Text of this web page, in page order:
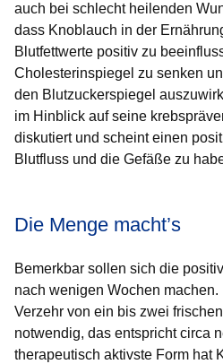
auch bei schlecht heilenden
dass Knoblauch in der
Blutfettwerte positiv zu
Cholesterinspiegel zu senken
den Blutzuckerspiegel
im Hinblick auf seine
diskutiert und scheint einen
Blutfluss und die Gefäße zu
Die Menge macht’s
Bemerkbar sollen sich die
nach wenigen Wochen
Verzehr von ein bis zwei
notwendig, das entspricht circa
therapeutisch aktivste Form hat